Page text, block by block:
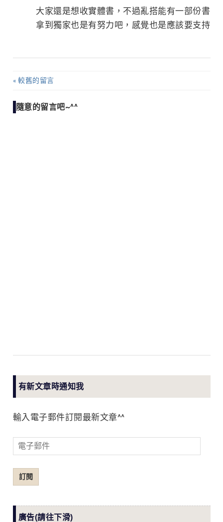
大家還是想收實體書，不過亂搭能有一部份書
拿到獨家也是有努力吧，感覺也是應該要支持
留
言
較舊的留言
隨意的留言吧~^^
有新文章時通知我
輸入電子郵件訂閱最新文章^^
電
子
郵
件
訂閱
廣告(請往下滑)